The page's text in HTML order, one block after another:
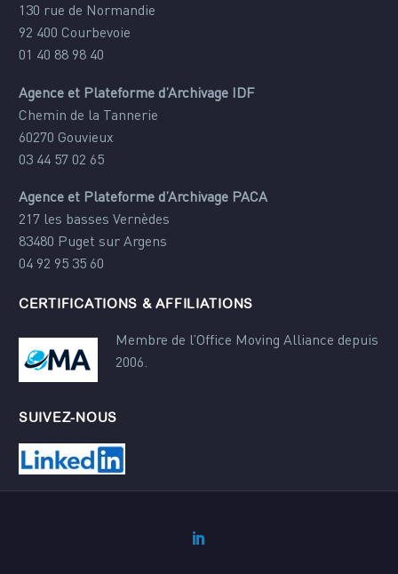
130 rue de Normandie
92 400 Courbevoie
01 40 88 98 40
Agence et Plateforme d’Archivage IDF
Chemin de la Tannerie
60270 Gouvieux
03 44 57 02 65
Agence et Plateforme d’Archivage PACA
217 les basses Vernèdes
83480 Puget sur Argens
04 92 95 35 60
CERTIFICATIONS & AFFILIATIONS
Membre de l’Office Moving Alliance depuis
2006.
SUIVEZ-NOUS